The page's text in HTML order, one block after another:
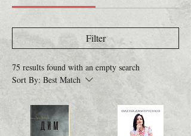
Filter
75 results found with an empty search
Sort By: Best Match